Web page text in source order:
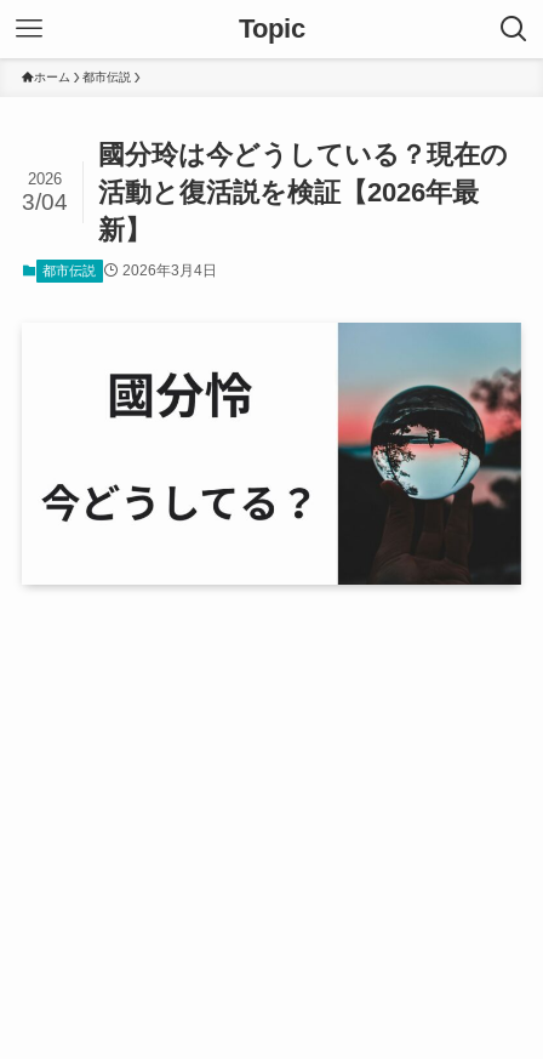
Topic
ホーム 都市伝説
國分玲は今どうしている？現在の
活動と復活説を検証【2026年最
新】
2026
3/04
都市伝説 2026年3月4日